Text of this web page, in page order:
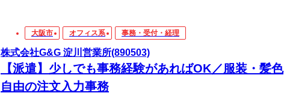
大阪市 オフィス系 事務・受付・経理
株式会社G&G 淀川営業所(890503)
【派遣】少しでも事務経験があればOK／服装・髪色
自由の注文入力事務